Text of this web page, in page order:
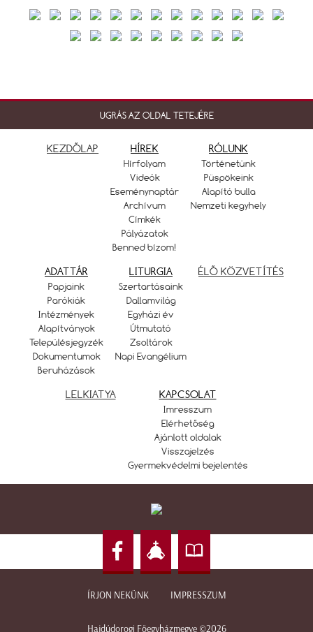
UGRÁS AZ OLDAL TETEJÉRE
KEZDŐLAP HÍREK
Hírfolyam
Videók
Eseménynaptár
Archívum
Címkék
Pályázatok
Benned bízom!
RÓLUNK
Történetünk
Püspökeink
Alapító bulla
Nemzeti kegyhely
ADATTÁR
Papjaink
Parókiák
Intézmények
Alapítványok
Településjegyzék
Dokumentumok
Beruházások
LITURGIA
Szertartásaink
Dallamvilág
Egyházi év
Útmutató
Zsoltárok
Napi Evangélium
ÉLŐ KÖZVETÍTÉS
LELKIATYA KAPCSOLAT
Imresszum
Elérhetőség
Ajánlott oldalak
Visszajelzés
Gyermekvédelmi bejelentés
ÍRJON NEKÜNK IMPRESSZUM
Hajdúdorogi Főegyházmegye ©2026